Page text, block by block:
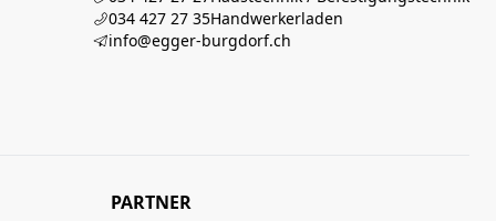
034 427 27 35Handwerkerladen
info@egger-burgdorf.ch
PARTNER